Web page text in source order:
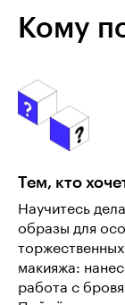
Кому
Тем, кто
Научитесь
образы для
макияжа:
работа с